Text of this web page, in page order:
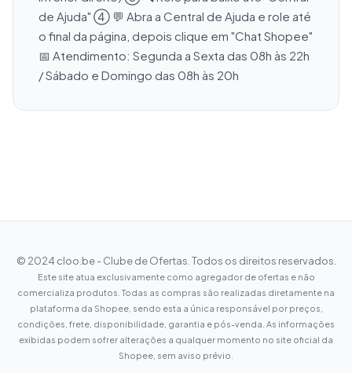
de Ajuda" ④ 💬 Abra a Central de Ajuda e role até
o final da página, depois clique em "Chat Shopee"
📅 Atendimento: Segunda a Sexta das 08h às 22h
/ Sábado e Domingo das 08h às 20h
© 2024 cloo.be - Clube de Ofertas. Todos os direitos reservados.
Este site atua exclusivamente como agregador de ofertas e não
comercializa produtos. Todas as compras são realizadas diretamente na
plataforma da Shopee, sendo esta a única responsável por preços,
condições, frete, disponibilidade, garantia e pós-venda. As informações
exibidas podem sofrer alterações a qualquer momento no site oficial da
Shopee, sem aviso prévio.